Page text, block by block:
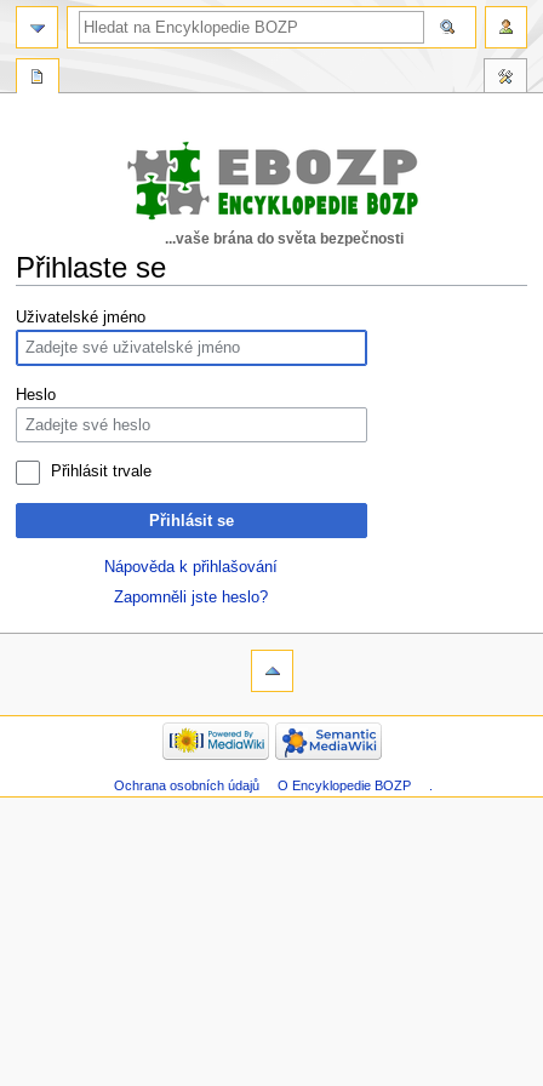
...vaše brána do světa bezpečnosti
Přihlaste se
Skočit
na
navigaci
Skočit
na
vyhledávání
Uživatelské jméno
Heslo
Přihlásit trvale
Přihlásit se
Nápověda k přihlašování
Zapomněli jste heslo?
Ochrana osobních údajů O Encyklopedie BOZP